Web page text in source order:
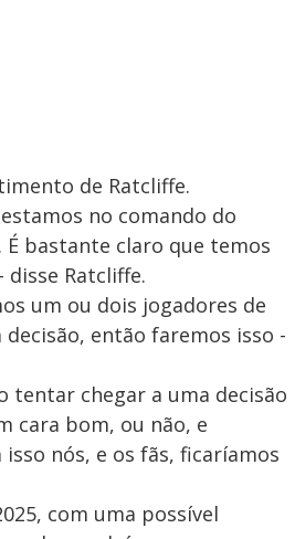
de Ratcliffe.
no comando do
bastante claro que temos
Ratcliffe.
um ou dois jogadores de
então faremos isso -
tentar chegar a uma decisão
cara bom, ou não, e
nós, e os fãs, ficaríamos
com uma possível